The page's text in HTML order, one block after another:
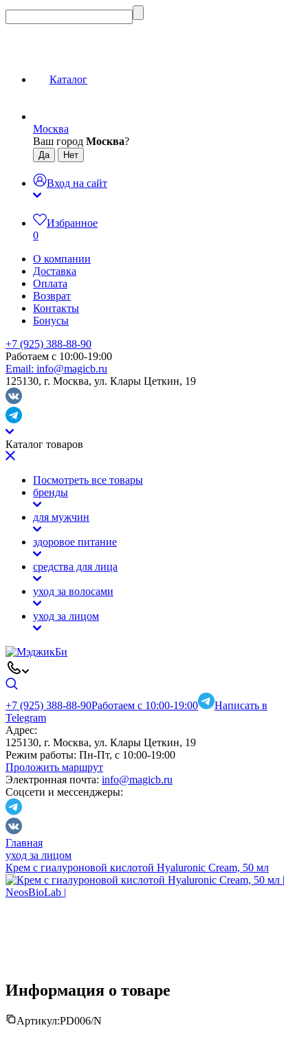
Каталог
Москва
Ваш город Москва?
Вход на сайт
Избранное
0
О компании
Доставка
Оплата
Возврат
Контакты
Бонусы
+7 (925) 388-88-90
Работаем с 10:00-19:00
Email: info@magicb.ru
125130, г. Москва, ул. Клары Цеткин, 19
Каталог товаров
Посмотреть все товары
бренды
для мужчин
здоровое питание
средства для лица
уход за волосами
уход за лицом
+7 (925) 388-88-90Работаем с 10:00-19:00
Написать в
Telegram
Адрес:
125130, г. Москва, ул. Клары Цеткин, 19
Режим работы: Пн-Пт, с 10:00-19:00
Проложить маршрут
Электронная почта: info@magicb.ru
Соцсети и мессенджеры:
Главная
уход за лицом
Крем с гиалуроновой кислотой Hyaluronic Сream, 50 мл
Информация о товаре
Артикул:PD006/N